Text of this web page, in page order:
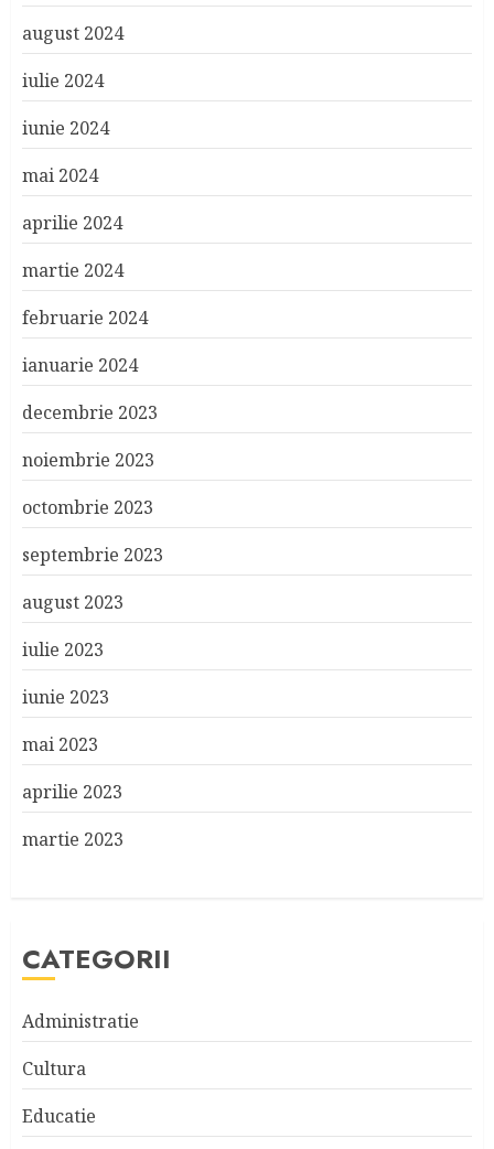
august 2024
iulie 2024
iunie 2024
mai 2024
aprilie 2024
martie 2024
februarie 2024
ianuarie 2024
decembrie 2023
noiembrie 2023
octombrie 2023
septembrie 2023
august 2023
iulie 2023
iunie 2023
mai 2023
aprilie 2023
martie 2023
CATEGORII
Administratie
Cultura
Educatie